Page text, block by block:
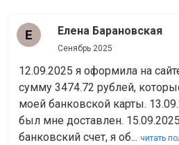
Елена Барановская
Сенябрь 2025
12.09.2025 я оформила на
сумму 3474.72 рублей,
моей банковской карты.
был мне доставлен.
банковский счет, я об... читать